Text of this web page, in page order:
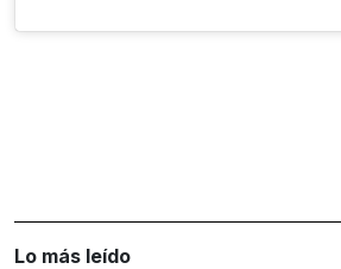
Lo más leído